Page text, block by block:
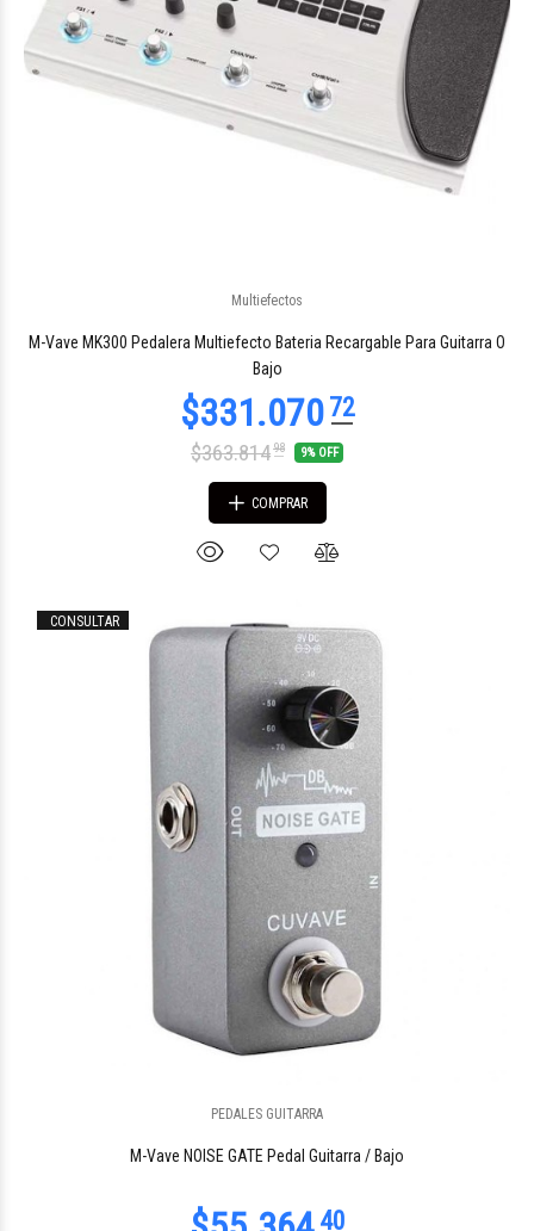
Multiefectos
M-Vave MK300 Pedalera Multiefecto Bateria Recargable Para Guitarra O
Bajo
$363.81498 9% OFF
COMPRAR
CONSULTAR
PEDALES GUITARRA
M-Vave NOISE GATE Pedal Guitarra / Bajo